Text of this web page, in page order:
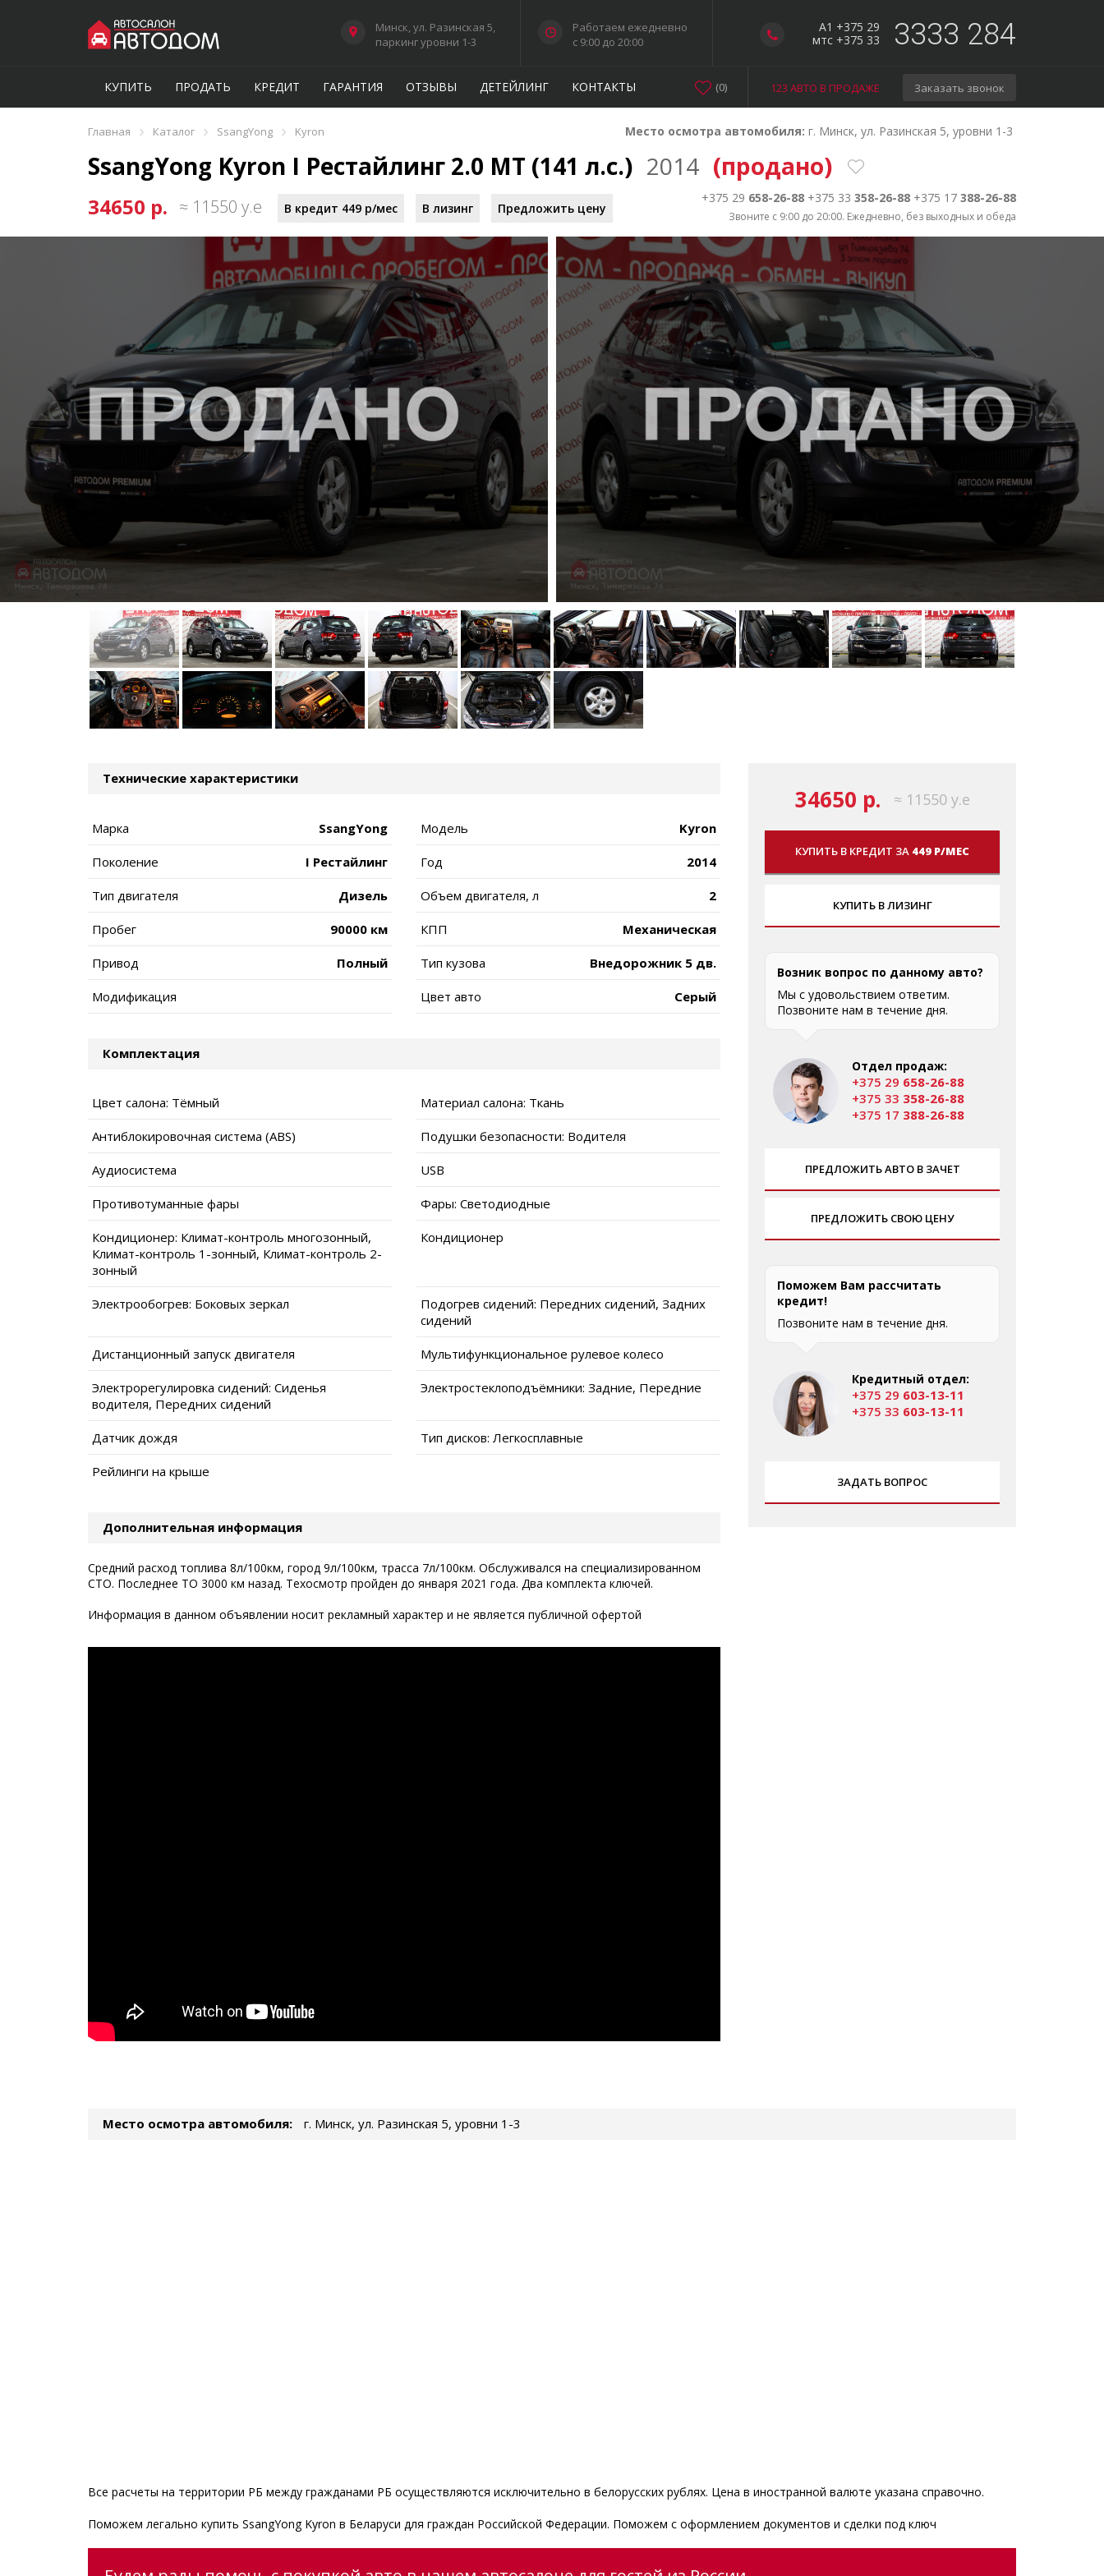
A1 +375 29
мтс +375 33
3333 284
Минск, ул. Разинская 5,
паркинг уровни 1-3
Работаем ежедневно
c 9:00 до 20:00
КУПИТЬ ПРОДАТЬ КРЕДИТ ГАРАНТИЯ ОТЗЫВЫ ДЕТЕЙЛИНГ КОНТАКТЫ 123 АВТО В ПРОДАЖЕ Заказать звонок
(0)
Главная › Каталог › SsangYong › Kyron Место осмотра автомобиля: г. Минск, ул. Разинская 5, уровни 1-3
SsangYong Kyron I Рестайлинг 2.0 MT (141 л.с.) 2014 (продано)
34650 р. ≈ 11550 у.е В кредит 449 р/мес В лизинг Предложить цену
+375 29 658-26-88 +375 33 358-26-88 +375 17 388-26-88
Звоните с 9:00 до 20:00. Ежедневно, без выходных и обеда
Технические характеристики
Марка SsangYong Модель Kyron
Поколение I Рестайлинг Год 2014
Тип двигателя Дизель Объем двигателя, л 2
Пробег 90000 км КПП Механическая
Привод Полный Тип кузова Внедорожник 5 дв.
Модификация Цвет авто Серый
Комплектация
Цвет салона: Тёмный Материал салона: Ткань
Антиблокировочная система (ABS) Подушки безопасности: Водителя
Аудиосистема USB
Противотуманные фары Фары: Светодиодные
Кондиционер: Климат-контроль многозонный,
Климат-контроль 1-зонный, Климат-контроль 2-
зонный
Кондиционер
Электрообогрев: Боковых зеркал
Подогрев сидений: Передних сидений, Задних
сидений
Дистанционный запуск двигателя Мультифункциональное рулевое колесо
Электрорегулировка сидений: Сиденья
водителя, Передних сидений
Электростеклоподъёмники: Задние, Передние
Датчик дождя Тип дисков: Легкосплавные
Рейлинги на крыше
Дополнительная информация
Средний расход топлива 8л/100км, город 9л/100км, трасса 7л/100км. Обслуживался на специализированном
СТО. Последнее ТО 3000 км назад. Техосмотр пройден до января 2021 года. Два комплекта ключей.
Информация в данном объявлении носит рекламный характер и не является публичной офертой
34650 р. ≈ 11550 у.е
КУПИТЬ В КРЕДИТ ЗА 449 Р/МЕС
КУПИТЬ В ЛИЗИНГ
Возник вопрос по данному авто?
Мы с удовольствием ответим.
Позвоните нам в течение дня.
Отдел продаж:
+375 29 658-26-88
+375 33 358-26-88
+375 17 388-26-88
ПРЕДЛОЖИТЬ АВТО В ЗАЧЕТ
ПРЕДЛОЖИТЬ СВОЮ ЦЕНУ
Поможем Вам рассчитать
кредит!
Позвоните нам в течение дня.
Кредитный отдел:
+375 29 603-13-11
+375 33 603-13-11
ЗАДАТЬ ВОПРОС
Место осмотра автомобиля: г. Минск, ул. Разинская 5, уровни 1-3
Все расчеты на территории РБ между гражданами РБ осуществляются исключительно в белорусских рублях. Цена в иностранной валюте указана справочно.
Поможем легально купить SsangYong Kyron в Беларуси для граждан Российской Федерации. Поможем с оформлением документов и сделки под ключ